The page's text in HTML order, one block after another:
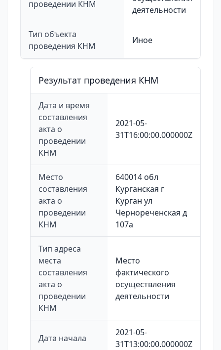
проведении КНМ
деятельности
Тип объекта
проведения КНМ
Иное
Результат проведения КНМ
Дата и время
составления
акта о
проведении
КНМ
2021-05-
31T16:00:00.000000Z
Место
составления
акта о
проведении
КНМ
640014 обл
Курганская г
Курган ул
Чернореченская д
107а
Тип адреса
места
составления
акта о
проведении
КНМ
Место
фактического
осуществления
деятельности
Дата начала
2021-05-
31T13:00:00.000000Z